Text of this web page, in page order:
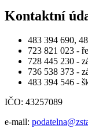
Kontaktní
483 394 690,
723 821 023 -
728 445 230 -
736 538 373 -
483 394 546 -
IČO: 43257089
e-mail: